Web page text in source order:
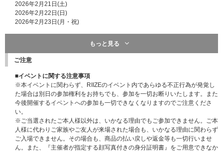
2026年2月21日(土)
2026年2月22日(日)
2026年2月23日(月・祝)
■メンバー全員お見送り会 各日100名様(合計300名様)
※「2026 RIIZE CONCERT TOUR [RIIZING LOUD] Special Edition in TOKY
O DOME」会場にてライブ終演後にメンバー全員によるお見送り会にご参加
※ライブチケットをお持ちでない方もご応募いただけます。
※参加メンバーは予告なく変更になる場合がございます。あらかじめご了承
ください。
※お見送り会の開始時間が遅くなる場合もございますので、ご帰宅の交通機
関などはご自身でご判断ください。
※開始が遅延した場合のお客様の帰路(終電時刻等)については一切の責任を
負いかねますので、あらかじめご了承ください。
※未成年の方が参加される場合は、各地域の条例に従って、保護者の方の同
意の上でご参加ください。未成年の方がご参加された場合は、保護者の方の
もっと見る
ご注意
■イベントに関する注意事項
※本イベントに関わらず、RIIZEのイベント内であらゆる不正行為が発覚し
た場合は別日の参加権利をお持ちでも、参加を一切お断りいたします。また
今後開催するイベントへの参加も一切できなくなりますのでご注意くださ
い。
※ご当選されたご本人様以外は、いかなる理由でもご参加できません。ご本
人様に代わりご家族やご友人が来場された場合も、いかなる理由に関わらず
ご入場できません。その場合も、商品の払い戻しや返金等も一切行いませ
ん。また、『主催者が指定する顔写真付きの身分証明書』をご用意できなか